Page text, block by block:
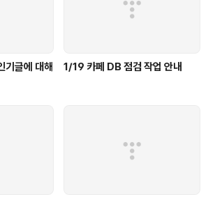
기글에 대해
1/19 카페 DB 점검 작업 안내